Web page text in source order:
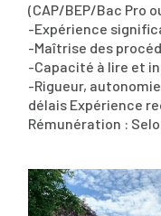
(CAP/BEP/Bac Pro
-Expérience
-Maîtrise des
-Capacité à lire et
-Rigueur,
délais Expérience
Rémunération :